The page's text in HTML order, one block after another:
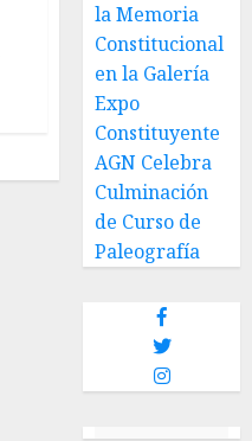
la Memoria
Constitucional
en la Galería
Expo
Constituyente
AGN Celebra
Culminación
de Curso de
Paleografía